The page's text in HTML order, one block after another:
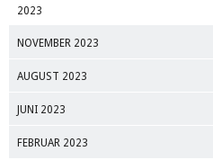
2023
NOVEMBER 2023
AUGUST 2023
JUNI 2023
FEBRUAR 2023